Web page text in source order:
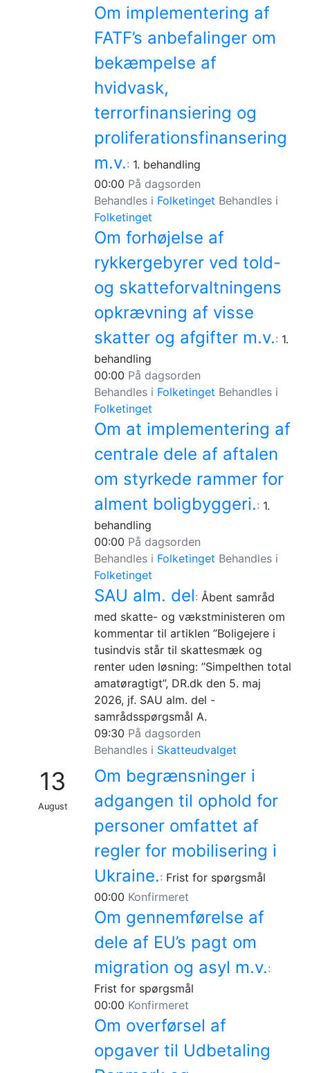
Om implementering af
FATF’s anbefalinger om
bekæmpelse af
hvidvask,
terrorfinansiering og
proliferationsfinansering
m.v.: 1. behandling
00:00 På dagsorden
Behandles i Folketinget Behandles i
Folketinget
Om forhøjelse af
rykkergebyrer ved told-
og skatteforvaltningens
opkrævning af visse
skatter og afgifter m.v.: 1.
behandling
00:00 På dagsorden
Behandles i Folketinget Behandles i
Folketinget
Om at implementering af
centrale dele af aftalen
om styrkede rammer for
alment boligbyggeri.: 1.
behandling
00:00 På dagsorden
Behandles i Folketinget Behandles i
Folketinget
SAU alm. del: Åbent samråd
med skatte- og vækstministeren om
kommentar til artiklen ”Boligejere i
tusindvis står til skattesmæk og
renter uden løsning: ”Simpelthen total
amatøragtigt”, DR.dk den 5. maj
2026, jf. SAU alm. del -
samrådsspørgsmål A.
09:30 På dagsorden
Behandles i Skatteudvalget
13
August
Om begrænsninger i
adgangen til ophold for
personer omfattet af
regler for mobilisering i
Ukraine.: Frist for spørgsmål
00:00 Konfirmeret
Om gennemførelse af
dele af EU’s pagt om
migration og asyl m.v.:
Frist for spørgsmål
00:00 Konfirmeret
Om overførsel af
opgaver til Udbetaling